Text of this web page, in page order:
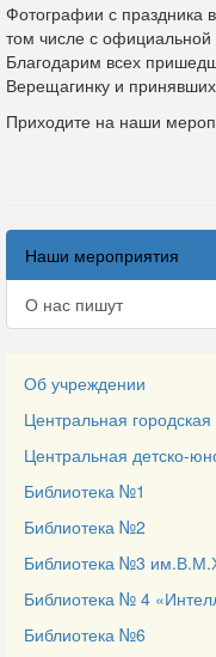
Фотографии с праздника
том числе с официальной
Благодарим всех
Верещагинку и
Приходите на наши
Наши мероприятия
О нас пишут
Об учреждении
Центральная
Центральная детско-
Библиотека №1
Библиотека №2
Библиотека №3
Библиотека № 4
Библиотека №6